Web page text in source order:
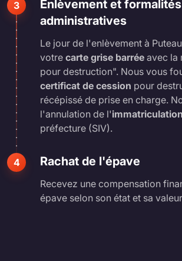
3
Enlèvement et formalités
administratives
Le jour de l'enlèvement à
votre carte grise barrée avec la
pour destruction". Nous vous
certificat de cession pour
récépissé de prise en charge.
l'annulation de l'
préfecture (SIV).
4 Rachat de l'épave
Recevez une compensation
épave selon son état et sa